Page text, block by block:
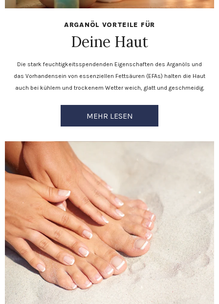
ARGANÖL VORTEILE FÜR
Deine Haut
Die stark feuchtigkeitsspendenden Eigenschaften des Arganöls und
das Vorhandensein von essenziellen Fettsäuren (EFAs) halten die Haut
auch bei kühlem und trockenem Wetter weich, glatt und geschmeidig.
MEHR LESEN